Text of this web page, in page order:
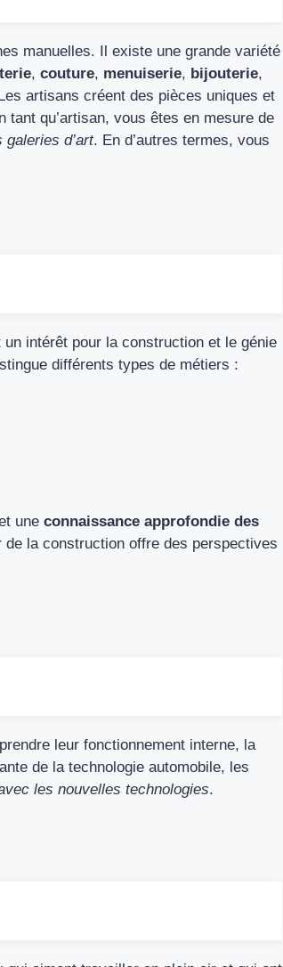
manuelles. Il existe une grande variété
, couture, menuiserie, bijouterie,
artisans créent des pièces uniques et
qu’artisan, vous êtes en mesure de
galeries d’art. En d’autres termes, vous
intérêt pour la construction et le génie
différents types de métiers :
une connaissance approfondie des
de la construction offre des perspectives
leur fonctionnement interne, la
de la technologie automobile, les
les nouvelles technologies.